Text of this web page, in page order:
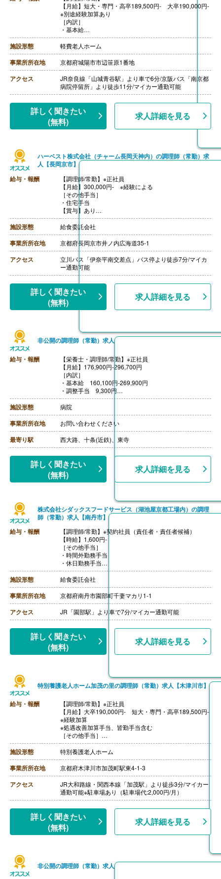
【月給】短大・専門・高卒189,500円- 大卒190,000円‐
※別途経験加算あり
［内訳］
・基本給
・地域職種調整手当
・処遇改善加算手当
・皆勤手当
［その他手当］
・住宅手当・扶養手当は給与規程により別途支給
【賞与】年2回（7月、12月）
【通勤手当】あり（上限50,000円/月）
【昇給】年1回（4月）
※京都府からの正式な通知があり次第、他施設と同等の
給与額になるよう差額を遡及支給する予定
施設形態 軽費老人ホーム
事業所所在地 京都府城陽市市辺笹原1番地
アクセス
JR奈良線「山城青谷駅」より車で6分/京阪バス「南京都
病院停留所」より徒歩11分/マイカー通勤可能
詳しく聞きたい
(無料)
求人詳細を見る
ハーベスト株式会社（チャーム長岡天神内）の調理師（常勤）求
人【長岡京市】
給与・報酬
【調理師/常勤】※正社員
【月給】300,000円- ※経験による
［その他手当］
・住宅手当
【賞与】あり
【通勤手当】あり（上限20,900円/月）※2km以上は交通
費支給
【昇給】あり（規定による）
【退職金】あり※勤続3年以上
施設形態 給食委託会社
事業所所在地 京都府長岡京市井ノ内広海道35-1
アクセス
立川バス「伊奈平南交差点」バス停より徒歩7分/マイカ
ー通勤可能
詳しく聞きたい
(無料)
求人詳細を見る
非公開の調理師（常勤）求人
給与・報酬
【栄養士・調理師/常勤】※正社員
【月給】176,900円-296,700円
［内訳］
・基本給 160,100円-269,900円
・調整手当 9,300円
・住宅手当 2,000円-12,000円
・処遇改善手当 5,500円
［その他手当］
・早出手当 1,000円/回
【賞与】年2回（計3.00ヶ月分）※前年度実績
【通勤手当】あり（上限なし、実費支給）
【昇給】あり（1月あたり4,200円-6,700円）※前年度実
【退職金】あり※勤続1年以上、共済加入
施設形態 病院
事業所所在地 お問い合わせください
最寄り駅 西大路、十条(近鉄)、東寺
詳しく聞きたい
(無料)
求人詳細を見る
株式会社シダックスフードサービス（湖池屋京都工場内）の調理
師（常勤）求人【南丹市】
給与・報酬
【調理師/常勤】※契約社員（責任者・責任者候補）
【時給】1,600円-
［その他手当］
・時間外勤務手当
・休日勤務手当
・深夜勤務手当（22:00-翌05:00）
・店長手当:10,000円（研修期間終了後から支給）
【通勤手当】あり（上限なし）※片道2km以上
++++++++++++++++++++
【調理師/常勤】※契約社員
【時給】1,600円-
［その他手当］
・休日勤務手当
・深夜勤務手当（22:00-翌05:00）
【通勤手当】あり（上限なし）※片道2km以上
施設形態 給食委託会社
事業所所在地 京都府南丹市園部町千妻マカリ1-1
アクセス JR「園部駅」より車で7分/マイカー通勤可能
詳しく聞きたい
(無料)
求人詳細を見る
特別養護老人ホーム加茂の里の調理師（常勤）求人【木津川市】
給与・報酬
【調理師/常勤】※正社員
【月給】大卒190,000円- 短大・専門・高卒189,500円-
※経験加算
※処遇改善加算手当、皆勤手当含む
［その他手当］
・早出手当 1,000円/回
・遅出手当 1,000円/回
【賞与】年2回（7月、12月）
【通勤手当】あり（上限50,000円/月）
【昇給】年1回（4月）
施設形態 特別養護老人ホーム
事業所所在地 京都府木津川市加茂町駅東4-1-3
アクセス
JR大和路線・関西本線「加茂駅」より徒歩3分/マイカー
通勤可能※駐車場あり（駐車場代:2,000円/月）
詳しく聞きたい
(無料)
求人詳細を見る
非公開の調理師（常勤）求人